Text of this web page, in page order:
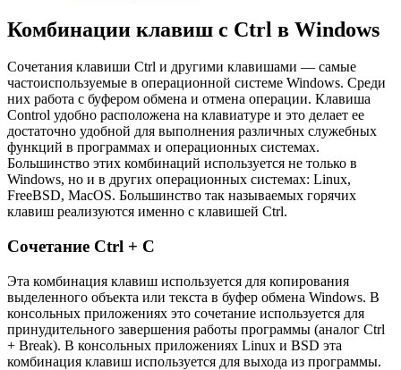
Комбинации клавиш с Ctrl в Windows
Сочетания клавиши Ctrl и другими клавишами — самые
частоиспользуемые в операционной системе Windows. Среди
них работа с буфером обмена и отмена операции. Клавиша
Control удобно расположена на клавиатуре и это делает ее
достаточно удобной для выполнения различных служебных
функций в программах и операционных системах.
Большинство этих комбинаций используется не только в
Windows, но и в других операционных системах: Linux,
FreeBSD, MacOS. Большинство так называемых горячих
клавиш реализуются именно с клавишей Ctrl.
Сочетание Ctrl + C
Эта комбинация клавиш используется для копирования
выделенного объекта или текста в буфер обмена Windows. В
консольных приложениях это сочетание используется для
принудительного завершения работы программы (аналог Ctrl
+ Break). В консольных приложениях Linux и BSD эта
комбинация клавиш используется для выхода из программы.